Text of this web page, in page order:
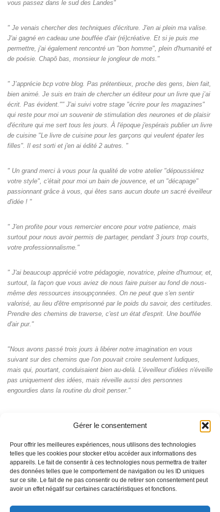
Gérer le consentement
Pour offrir les meilleures expériences, nous utilisons des technologies
telles que les cookies pour stocker et/ou accéder aux informations des
appareils. Le fait de consentir à ces technologies nous permettra de traiter
des données telles que le comportement de navigation ou les ID uniques
sur ce site. Le fait de ne pas consentir ou de retirer son consentement peut
avoir un effet négatif sur certaines caractéristiques et fonctions.
vous passez dans le sud des Landes"
" Je venais chercher des techniques d'écriture. J'en ai plein ma valise.
J'ai gagné en cadeau une bouffée d'air (ré)créative. Et si je puis me
permettre, j'ai également rencontré un "bon homme", plein d'humanité et
de poésie. Chapô bas, monsieur le jongleur de mots."
" J’apprécie bcp votre blog. Pas prétentieux, proche des gens, bien fait,
bien animé. Je suis en train de chercher un éditeur pour un livre que j’ai
écrit. Pas évident."" J'ai suivi votre stage "écrire pour les magazines"
qui reste pour moi un souvenir de stimulation des neurones et de plaisir
d'écriture qui me sert tous les jours. À l'époque j'espérais publier un livre
de cuisine "Le livre de cuisine pour les garçons qui veulent épater les
filles". Il est sorti et j'en ai édité 2 autres. "
" Un grand merci à vous pour la qualité de votre atelier "dépoussiérez
votre style", c'était pour moi un bain de jouvence, et un "décapage"
passionnant grâce à vous, qui êtes sans aucun doute un sacré éveilleur
d'idée ! "
" J'en profite pour vous remercier encore pour votre patience, mais
surtout pour nous avoir permis de partager, pendant 3 jours trop courts,
votre professionnalisme."
" J'ai beaucoup apprécié votre pédagogie, novatrice, pleine d'humour, et,
surtout, la façon que vous aviez de nous faire puiser au fond de nous-
même des ressources insoupçonnées. On ne peut que s'en sentir
valorisé, au lieu d'être emprisonné par le poids du savoir, des certitudes.
Prendre des chemins de traverse, c'est un état d'esprit. Une bouffée
d'air pur."
"Nous avons passé trois jours à libérer notre imagination en vous
suivant sur des chemins que l'on pouvait croire seulement ludiques,
mais qui, pourtant, conduisaient bien au-delà. L'éveilleur d'idées n'éveille
pas uniquement des idées, mais réveille aussi des personnes
engourdies dans la routine du droit penser."